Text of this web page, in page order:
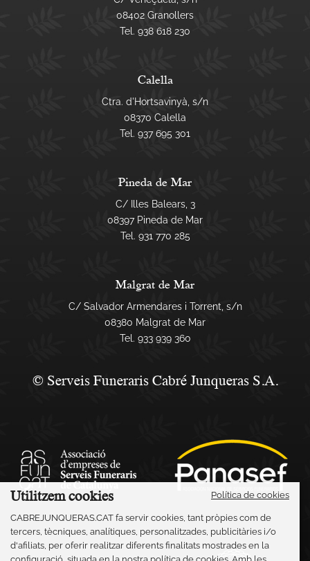
08402 Granollers
Tel. 938 618 230
Calella
Ctra. d'Hortsavinyà, s/n
08370 Calella
Tel. 937 695 301
Pineda de Mar
C/ Illes Balears, 3
08397 Pineda de Mar
Tel. 931 770 285
Malgrat de Mar
C/ Salvador Armendares i Torrent, s/n
08380 Malgrat de Mar
Tel. 933 939 360
© Serveis Funeraris Cabré Junqueras S.A.
Política de cookies
Utilitzem cookies
CABREJUNQUERAS.CAT fa servir cookies, tant pròpies com de
tercers, tècniques, analítiques, personalitzades, publicitàries i/o
d'afiliats, per oferir realitzar diferents finalitats mostrades en la